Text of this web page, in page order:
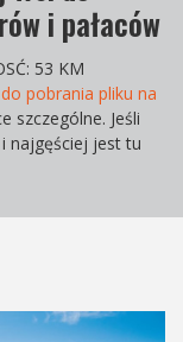
i pałaców
Ć: 53 KM
pobrania pliku na
szczególne. Jeśli
najgęściej jest tu